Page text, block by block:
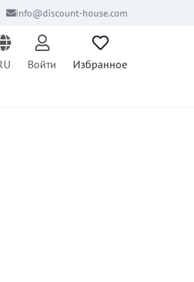
info@discount-house.com
Войти Избранное